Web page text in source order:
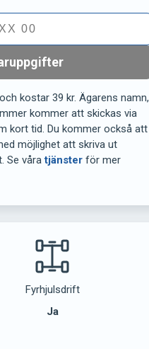
kostar 39 kr. Ägarens namn,
kommer att skickas via
kort tid. Du kommer också att
möjlighet att skriva ut
Se våratjänster för mer
Fyrhjulsdrift
Ja